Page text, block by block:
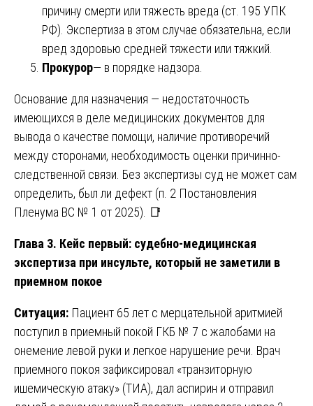
причину смерти или тяжесть вреда (ст. 195 УПК
РФ). Экспертиза в этом случае обязательна, если
вред здоровью средней тяжести или тяжкий.
Прокурор— в порядке надзора.
Основание для назначения — недостаточность
имеющихся в деле медицинских документов для
вывода о качестве помощи, наличие противоречий
между сторонами, необходимость оценки причинно-
следственной связи. Без экспертизы суд не может сам
определить, был ли дефект (п. 2 Постановления
Пленума ВС № 1 от 2025). 📑
Глава 3. Кейс первый: судебно-медицинская
экспертиза при инсульте, который не заметили в
приемном покое
Ситуация: Пациент 65 лет с мерцательной аритмией
поступил в приемный покой ГКБ № 7 с жалобами на
онемение левой руки и легкое нарушение речи. Врач
приемного покоя зафиксировал «транзиторную
ишемическую атаку» (ТИА), дал аспирин и отправил